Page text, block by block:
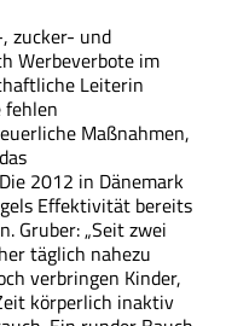
zucker- und
Werbeverbote im
Leiterin
fehlen
Maßnahmen,
2012 in Dänemark
Effektivität bereits
Gruber: „Seit zwei
täglich nahezu
verbringen Kinder,
körperlich inaktiv